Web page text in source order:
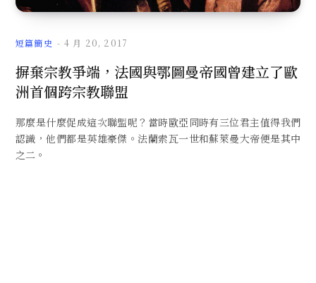
文
章
短篇簡史 4 月 20, 2017
摒棄宗教爭端，法國與鄂圖曼帝國曾建立了歐
洲首個跨宗教聯盟
那麼是什麼促成這次聯盟呢？當時歐亞同時有三位君主值得我們
認識，他們都是英雄豪傑。法蘭索瓦一世和蘇萊曼大帝便是其中
之二。